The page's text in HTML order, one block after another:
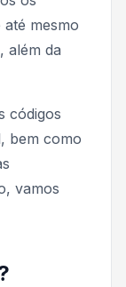
mesmo
além da
códigos
bem como
vamos